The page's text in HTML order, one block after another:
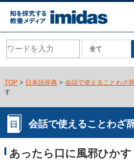
TOP > 日本語辞典> 会話で使えることわざ
す
会話で使えることわざ
あったら口に風邪ひかす